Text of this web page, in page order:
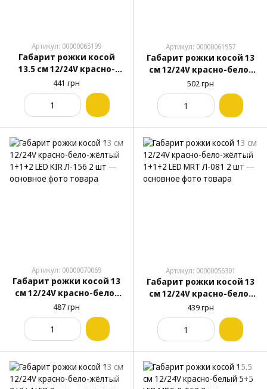
Артикул: 00000065199
Габарит рожки косой
13.5 см 12/24V красно-
бело-жёлтый 1+1+1 LED
Kogel-Krone EK-141 2 шт
441 грн
Артикул: 00000061957
Габарит рожки косой 13
см 12/24V красно-бело-
жёлтый 1+1+2 LED Ceray
Л-091 2 шт
502 грн
Артикул: 00000070069
Габарит рожки косой 13
см 12/24V красно-бело-
жёлтый 1+1+2 LED KIR
Л-156 2 шт
487 грн
Артикул: 00000056301
Габарит рожки косой 13
см 12/24V красно-бело-
жёлтый 1+1+2 LED MRT
Л-081 2 шт
439 грн